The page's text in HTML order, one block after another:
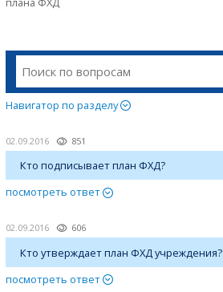
Навигатор по разделу
02.09.2016 851
Кто подписывает план ФХД?
посмотреть ответ
02.09.2016 606
Кто утверждает план ФХД учреждения?
посмотреть ответ